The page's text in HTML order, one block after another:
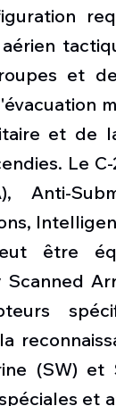
et
et de
Le
Anti-
être
Scanned
(SW)
et